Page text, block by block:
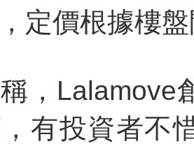
定價根據樓
稱，
有投資者不